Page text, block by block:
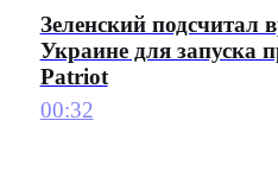
Зеленский подсчитал
Украине для запуска
Patriot
00:32